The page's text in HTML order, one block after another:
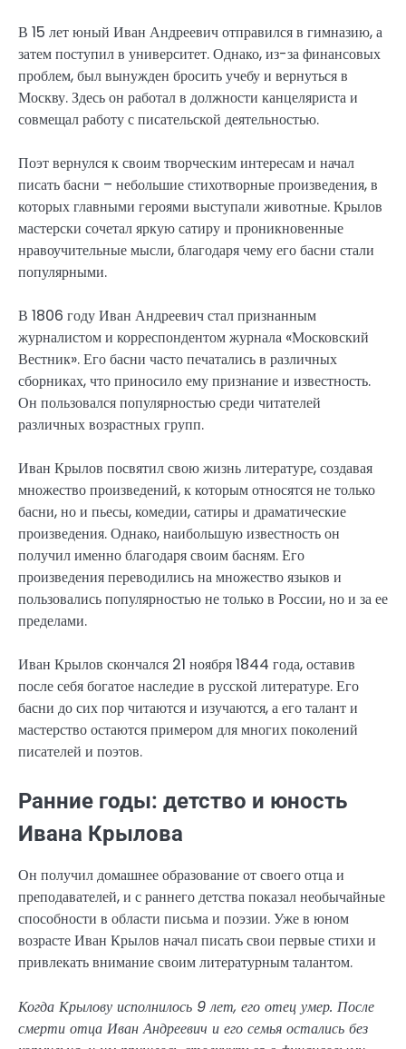
В 15 лет юный Иван Андреевич отправился в гимназию, а
затем поступил в университет. Однако, из-за финансовых
проблем, был вынужден бросить учебу и вернуться в
Москву. Здесь он работал в должности канцеляриста и
совмещал работу с писательской деятельностью.
Поэт вернулся к своим творческим интересам и начал
писать басни – небольшие стихотворные произведения, в
которых главными героями выступали животные. Крылов
мастерски сочетал яркую сатиру и проникновенные
нравоучительные мысли, благодаря чему его басни стали
популярными.
В 1806 году Иван Андреевич стал признанным
журналистом и корреспондентом журнала «Московский
Вестник». Его басни часто печатались в различных
сборниках, что приносило ему признание и известность.
Он пользовался популярностью среди читателей
различных возрастных групп.
Иван Крылов посвятил свою жизнь литературе, создавая
множество произведений, к которым относятся не только
басни, но и пьесы, комедии, сатиры и драматические
произведения. Однако, наибольшую известность он
получил именно благодаря своим басням. Его
произведения переводились на множество языков и
пользовались популярностью не только в России, но и за ее
пределами.
Иван Крылов скончался 21 ноября 1844 года, оставив
после себя богатое наследие в русской литературе. Его
басни до сих пор читаются и изучаются, а его талант и
мастерство остаются примером для многих поколений
писателей и поэтов.
Ранние годы: детство и юность
Ивана Крылова
Он получил домашнее образование от своего отца и
преподавателей, и с раннего детства показал необычайные
способности в области письма и поэзии. Уже в юном
возрасте Иван Крылов начал писать свои первые стихи и
привлекать внимание своим литературным талантом.
Когда Крылову исполнилось 9 лет, его отец умер. После
смерти отца Иван Андреевич и его семья остались без